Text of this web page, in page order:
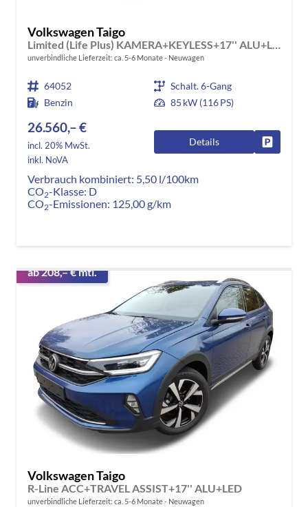
Volkswagen Taigo
unverbindliche Lieferzeit: ca. 5-6 Monate Neuwagen
64052
Schalt. 6-Gang
Benzin
85 kW (116 PS)
26.560,– €
incl. 20% MwSt.
inkl. NoVA
Details
Verbrauch kombiniert: 5,50 l/100km
CO2-Klasse: D
CO2-Emissionen: 125,00 g/km
ab 208,– € mtl.
Volkswagen Taigo
R-Line ACC+TRAVEL ASSIST+17'' ALU+LED
unverbindliche Lieferzeit: ca. 5-6 Monate Neuwagen